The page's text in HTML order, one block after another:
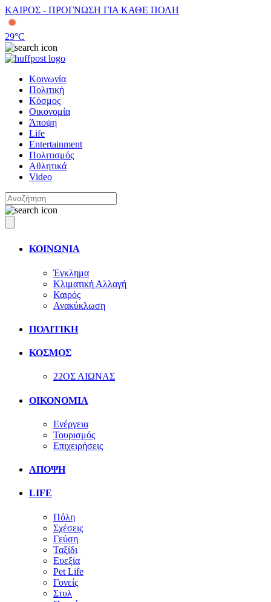
ΚΑΙΡΟΣ - ΠΡΟΓΝΩΣΗ ΓΙΑ ΚΑΘΕ ΠΟΛΗ
29°C
Κοινωνία
Πολιτική
Κόσμος
Οικονομία
Άποψη
Life
Entertainment
Πολιτισμός
Αθλητικά
Video
ΚΟΙΝΩΝΙΑ
Έγκλημα
Κλιματική Αλλαγή
Καιρός
Ανακύκλωση
ΠΟΛΙΤΙΚΗ
ΚΟΣΜΟΣ
22ΟΣ ΑΙΩΝΑΣ
ΟΙΚΟΝΟΜΙΑ
Ενέργεια
Τουρισμός
Επιχειρήσεις
ΑΠΟΨΗ
LIFE
Πόλη
Σχέσεις
Γεύση
Ταξίδι
Ευεξία
Pet Life
Γονείς
Στυλ